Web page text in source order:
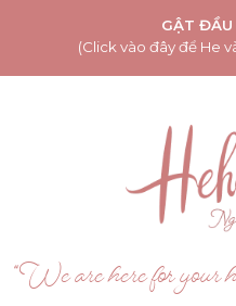
GẬT ĐẦU
(Click vào đây để He
“We are here for your